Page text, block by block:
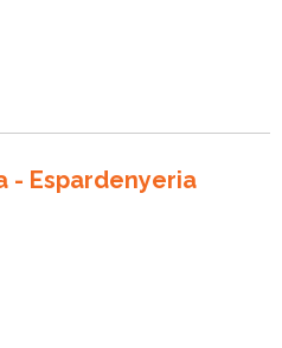
- Espardenyeria